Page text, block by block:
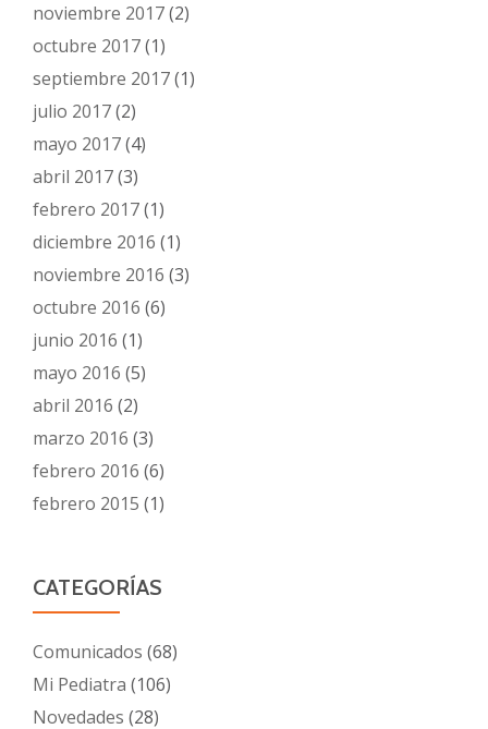
noviembre 2017(2)
octubre 2017(1)
septiembre 2017(1)
julio 2017(2)
mayo 2017(4)
abril 2017(3)
febrero 2017(1)
diciembre 2016 (1)
noviembre 2016 (3)
octubre 2016 (6)
junio 2016 (1)
mayo 2016 (5)
abril 2016 (2)
marzo 2016 (3)
febrero 2016 (6)
febrero 2015 (1)
CATEGORÍAS
Comunicados (68)
Mi Pediatra (106)
Novedades (28)